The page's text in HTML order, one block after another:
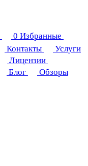
0 Избранные
Контакты
Услуги
Лицензии
Блог
Обзоры